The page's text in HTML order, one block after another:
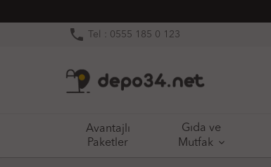
phone Tel : 0555 185 0 123
Avantajlı
Paketler
Gıda ve
Mutfak